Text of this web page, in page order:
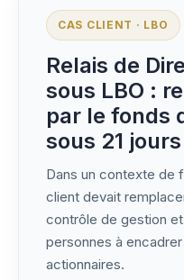
CAS CLIENT · LBO
Relais de
sous LBO :
par le fonds
sous 21 jours
Dans un contexte de
client devait
contrôle de gestion
personnes à
actionnaires.